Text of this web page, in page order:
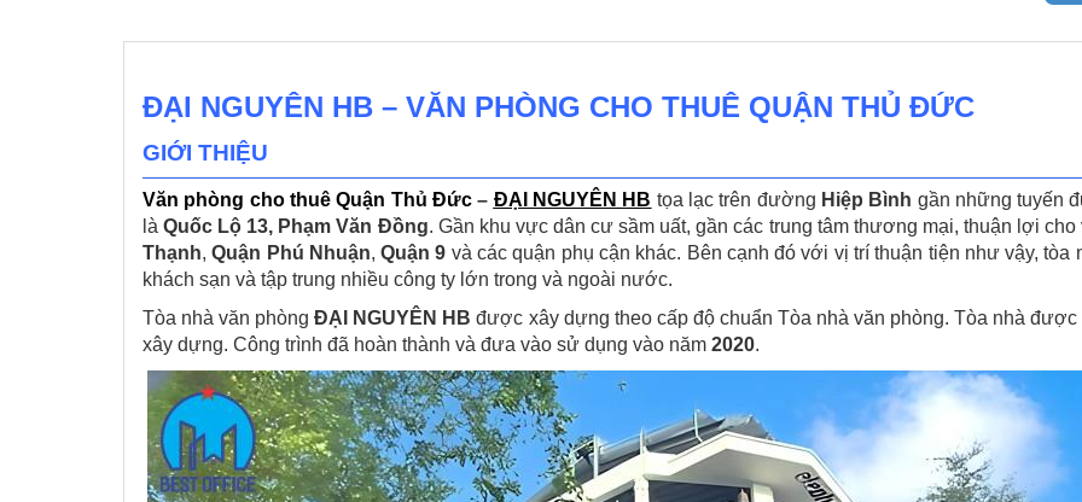
ĐẠI NGUYÊN HB – VĂN PHÒNG CHO THUÊ QUẬN THỦ ĐỨC
GIỚI THIỆU
Văn phòng cho thuê Quận Thủ Đức– ĐẠI NGUYÊN HB tọa lạc trên đường Hiệp Bình gần những tuyến
làQuốc Lộ 13, Phạm Văn Đồng. Gần khu vực dân cư sầm uất, gần các trung tâm thương mại, thuận lợi
Thạnh,Quận Phú Nhuận,Quận 9 và các quận phụ cận khác. Bên cạnh đó với vị trí thuận tiện như vậy,
khách sạn và tập trung nhiều công ty lớn trong và ngoài nước.
Tòa nhà văn phòngĐẠI NGUYÊN HB được xây dựng theo cấp độ chuẩn Tòa nhà văn phòng. Tòa nhà
xây dựng. Công trình đã hoàn thành và đưa vào sử dụng vào năm 2020.